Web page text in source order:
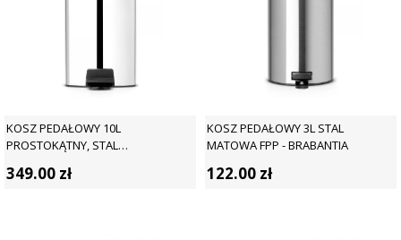
KOSZ PEDAŁOWY 10L
PROSTOKĄTNY, STAL
349.00 zł
KOSZ PEDAŁOWY 3L STAL
MATOWA FPP - BRABANTIA
122.00 zł